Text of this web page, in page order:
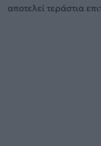
αποτελεί τεράστια